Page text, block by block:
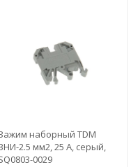
наборный TDM
2.5 мм2, 25 А, серый,
0029